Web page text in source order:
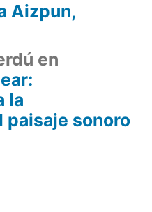
Aizpun,
en
la
sonoro